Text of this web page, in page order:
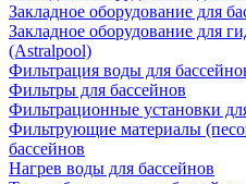
Закладное оборудование для
Закладное оборудование для
(Astralpool)
Фильтрация воды для
Фильтры для бассейнов
Фильтрационные установки
Фильтрующие материалы
бассейнов
Нагрев воды для бассейнов